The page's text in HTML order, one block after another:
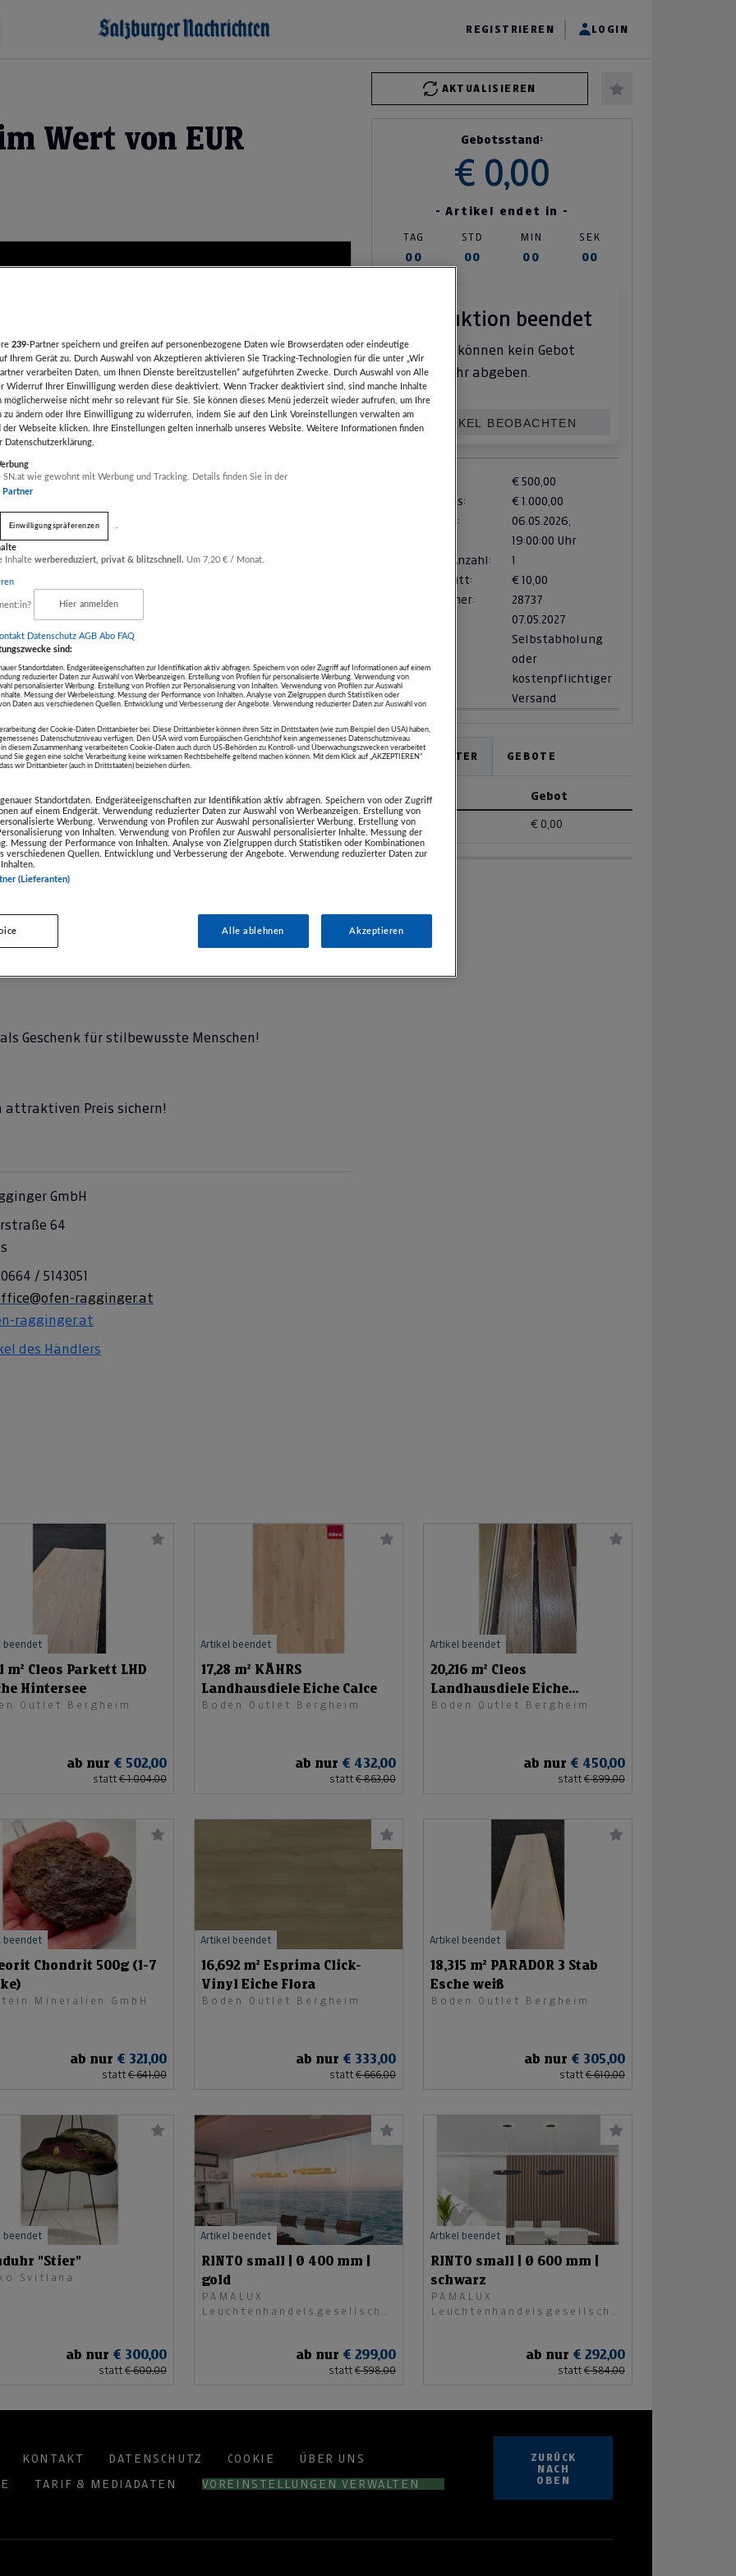
REGISTRIEREN LOGIN
AKTUALISIEREN
Wert von EUR
Ihr Zuhause
für hochwertige Fliesen und verwandeln Sie Ihr
mit diesem Gutschein haben Sie die freie Auswahl
klassischen oder zeitlosen Fliesen. Profitieren Sie
und individueller Beratung durch unser
aus unserem gesamten Sortiment
Materialien
Geschenk für stilbewusste Menschen!
attraktiven Preis sichern!
GmbH
64
/ 5143051
ragginger.at
ragginger.at
des Händlers
Gebotsstand:
€ 0,00
- Artikel endet in -
TAG STD MIN SEK
00 00 00 00
Auktion beendet
Sie können kein Gebot
mehr abgeben.
ARTIKEL BEOBACHTEN
€ 500,00
Verkaufspreis:
€ 1.000,00
Zuschlag am:
06.05.2026,
19:00:00 Uhr
verfügbare Anzahl:
1
Mindestschritt:
€ 10,00
Artikelnummer:
28737
07.05.2027
Selbstabholung
oder
kostenpflichtiger
Versand
HÖCHSTBIETER GEBOTE
Biet-Alias Gebot
--- € 0,00
m² Cleos Parkett LHD
Hintersee
Outlet Bergheim
ab nur € 502,00
statt € 1.004,00
beendet
17,28 m² KÄHRS
Landhausdiele Eiche Calce
Boden Outlet Bergheim
ab nur € 432,00
statt € 863,00
Artikel beendet
20,216 m² Cleos
Landhausdiele Eiche
Teneriffa
Boden Outlet Bergheim
ab nur € 450,00
statt € 899,00
Artikel beendet
Chondrit 500g (1-7
Mineralien GmbH
ab nur € 321,00
statt € 641,00
beendet
16,692 m² Esprima Click-
Vinyl Eiche Flora
Boden Outlet Bergheim
ab nur € 333,00
statt € 666,00
Artikel beendet
18,315 m² PARADOR 3 Stab
Esche weiß
Boden Outlet Bergheim
ab nur € 305,00
statt € 610,00
Artikel beendet
"Stier"
Svitlana
ab nur € 300,00
statt € 600,00
beendet
RINTO small | Ø 400 mm |
gold
PAMALUX
Leuchtenhandelsgesellschaft
ab nur € 299,00
statt € 598,00
Artikel beendet
RINTO small | Ø 600 mm |
schwarz
PAMALUX
Leuchtenhandelsgesellschaft
ab nur € 292,00
statt € 584,00
Artikel beendet
KONTAKT DATENSCHUTZ COOKIE ÜBER UNS
TARIF & MEDIADATEN VOREINSTELLUNGEN VERWALTEN
ZURÜCK
NACH
OBEN
239-Partner speichern und greifen auf personenbezogene Daten wie Browserdaten oder eindeutige
Ihrem Gerät zu. Durch Auswahl von Akzeptieren aktivieren Sie Tracking-Technologien für die unter „Wir
verarbeiten Daten, um Ihnen Dienste bereitzustellen“ aufgeführten Zwecke. Durch Auswahl von Alle
Widerruf Ihrer Einwilligung werden diese deaktiviert. Wenn Tracker deaktiviert sind, sind manche Inhalte
möglicherweise nicht mehr so relevant für Sie. Sie können dieses Menü jederzeit wieder aufrufen, um Ihre
zu ändern oder Ihre Einwilligung zu widerrufen, indem Sie auf den Link Voreinstellungen verwalten am
der Webseite klicken. Ihre Einstellungen gelten innerhalb unseres Website. Weitere Informationen finden
Datenschutzerklärung.
SN.at wie gewohnt mit Werbung und Tracking. Details finden Sie in der
Partner
Einwilligungspräferenzen
Inhalte werbereduziert, privat & blitzschnell. Um 7,20 € / Monat.
Hier anmelden
Datenschutz AGB Abo FAQ
sind:
Standortdaten. Endgeräteeigenschaften zur Identifikation aktiv abfragen. Speichern von oder Zugriff auf Informationen auf einem
reduzierter Daten zur Auswahl von Werbeanzeigen. Erstellung von Profilen für personalisierte Werbung. Verwendung von
personalisierter Werbung. Erstellung von Profilen zur Personalisierung von Inhalten. Verwendung von Profilen zur Auswahl
Messung der Werbeleistung. Messung der Performance von Inhalten. Analyse von Zielgruppen durch Statistiken oder
Daten aus verschiedenen Quellen. Entwicklung und Verbesserung der Angebote. Verwendung reduzierter Daten zur Auswahl von
der Cookie-Daten Drittanbieter bei. Diese Drittanbieter können ihren Sitz in Drittstaaten (wie zum Beispiel den USA) haben,
Datenschutzniveau verfügen. Den USA wird vom Europäischen Gerichtshof kein angemessenes Datenschutzniveau
diesem Zusammenhang verarbeiteten Cookie-Daten auch durch US-Behörden zu Kontroll- und Überwachungszwecken verarbeitet
Sie gegen eine solche Verarbeitung keine wirksamen Rechtsbehelfe geltend machen können. Mit dem Klick auf „AKZEPTIEREN“
wir Drittanbieter (auch in Drittstaaten) beiziehen dürfen.
Standortdaten. Endgeräteeigenschaften zur Identifikation aktiv abfragen. Speichern von oder Zugriff
auf einem Endgerät. Verwendung reduzierter Daten zur Auswahl von Werbeanzeigen. Erstellung von
Werbung. Verwendung von Profilen zur Auswahl personalisierter Werbung. Erstellung von
von Inhalten. Verwendung von Profilen zur Auswahl personalisierter Inhalte. Messung der
Messung der Performance von Inhalten. Analyse von Zielgruppen durch Statistiken oder Kombinationen
verschiedenen Quellen. Entwicklung und Verbesserung der Angebote. Verwendung reduzierter Daten zur
(Lieferanten)
Alle ablehnen Akzeptieren